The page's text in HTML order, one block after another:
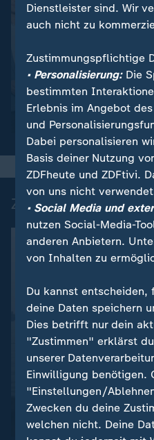
Wetter:
So wird das Wetter
Zuletzt auf
Aktuelle Entwicklungen
Iran-Krieg und Nahost-
Konflikt: Alle
Liveblog
Dienstleister sind. Wir
auch nicht zu
Zustimmungspflichtige
• Personalisierung:Die
bestimmten
Erlebnis im Angebot
und
Dabei personalisieren
Basis deiner Nutzung
ZDFheute und ZDFtivi.
von uns nicht
• Social Media und
nutzen Social-Media-
anderen Anbietern.
von Inhalten zu
Du kannst entscheiden,
deine Daten speichern
Dies betrifft nur dein
"Zustimmen" erklärst
unserer
Einwilligung benötigen.
"Einstellungen/
Zwecken du deine
welchen nicht. Deine